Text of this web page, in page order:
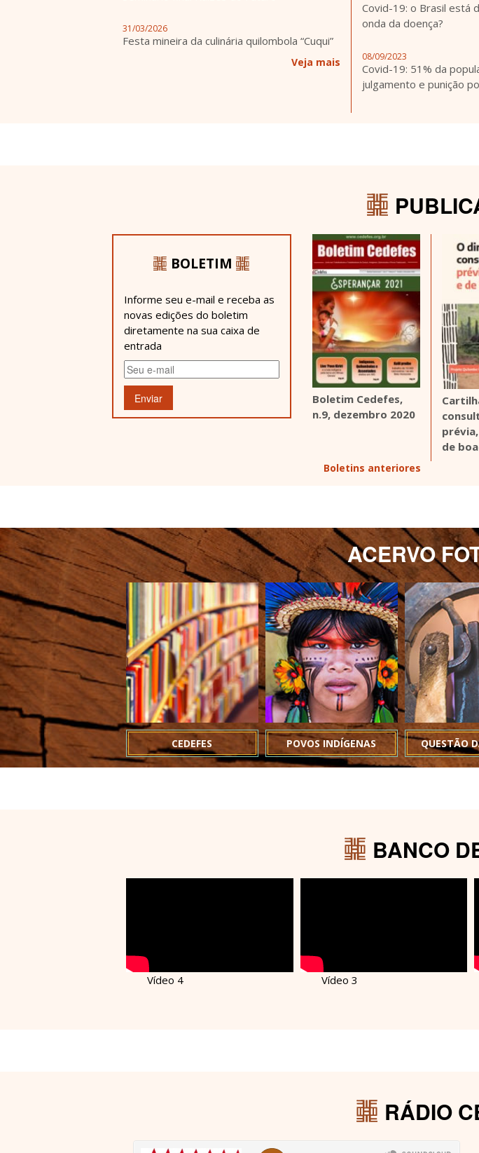
31/03/2026
Festa mineira da culinária quilombola “Cuqui”
Veja mais
Covid-19: o Brasil está
onda da doença?
08/09/2023
Covid-19: 51% da
julgamento e punição
BOLETIM
Informe seu e-mail e receba as
novas edições do boletim
diretamente na sua caixa de
entrada
Boletim Cedefes,
n.9, dezembro 2020
de
Boletins anteriores
ACERVO
CEDEFES POVOS INDÍGENAS QUESTÃO
BANCO
Vídeo 4 Vídeo 3
RÁDIO